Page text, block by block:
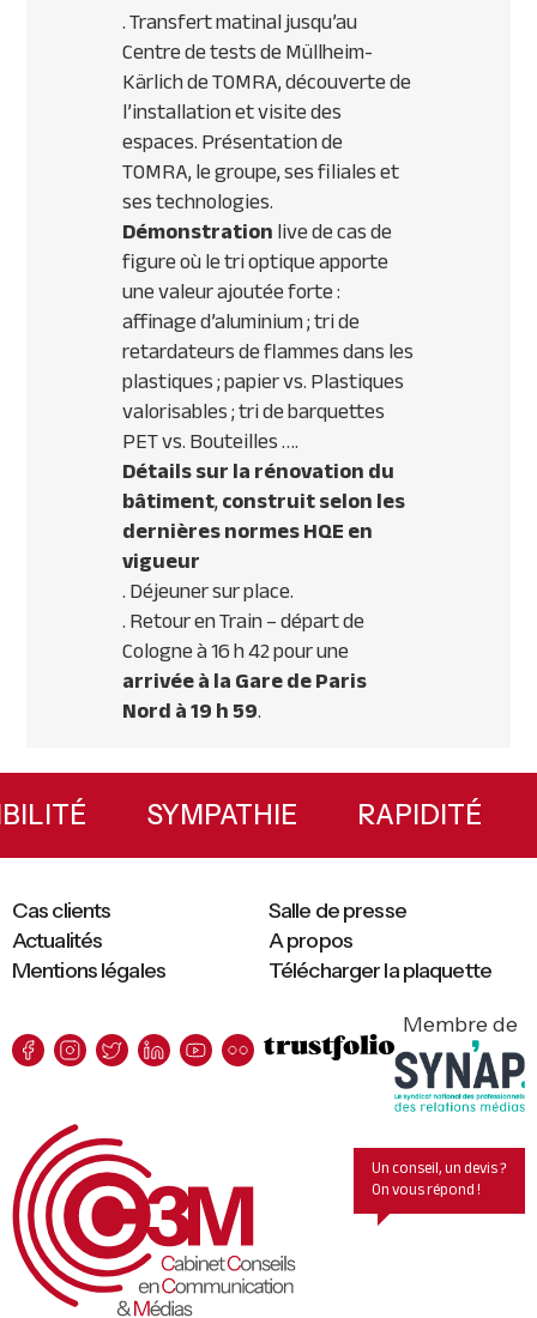
. Transfert matinal jusqu’au
Centre de tests de Müllheim-
Kärlich deTOMRA, découverte de
l’installation et visite des
espaces. Présentation de
TOMRA, le groupe, ses filiales et
ses technologies.
Démonstrationlive de cas de
figure où le tri optique apporte
une valeur ajoutée forte :
affinage d’aluminium ; tri de
retardateurs de flammes dans les
plastiques ; papier vs. Plastiques
valorisables ; tri de barquettes
PETvs. Bouteilles ….
Détails sur la rénovation du
bâtiment,construit selon les
dernières normesHQEen
vigueur
. Déjeuner sur place.
. Retour en Train – départ de
Cologne à 16 h 42 pour une
arrivée à la Gare de Paris
Nord à 19 h 59.
Primary
Sidebar
SYMPATHIE RAPIDITÉ
Mentions légales Télécharger la plaquette
Cas clients
Salle de presse
Actualités
A propos
Membre de
Un conseil, un devis ?
On vous répond !